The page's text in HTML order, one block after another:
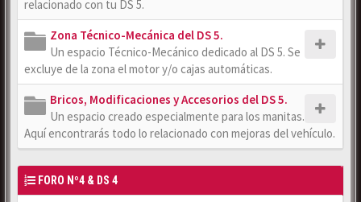
relacionado con tu DS 5.
Zona Técnico-Mecánica del DS 5.
Un espacio Técnico-Mecánico dedicado al DS 5. Se
excluye de la zona el motor y/o cajas automáticas.
Bricos, Modificaciones y Accesorios del DS 5.
Un espacio creado especialmente para los manitas.
Aquí encontrarás todo lo relacionado con mejoras del vehículo.
FORO Nº4 & DS 4